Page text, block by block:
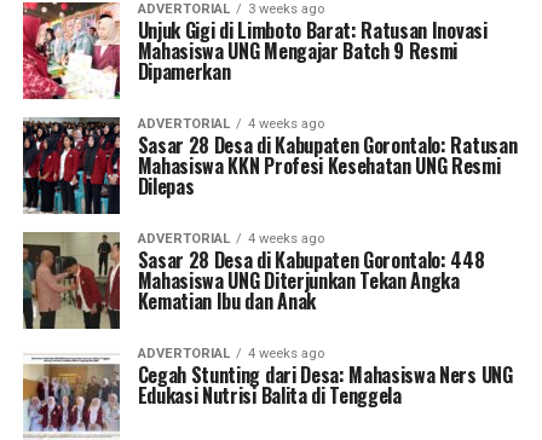
ADVERTORIAL 3 weeks ago
Unjuk Gigi di Limboto Barat: Ratusan Inovasi
Mahasiswa UNG Mengajar Batch 9 Resmi
Dipamerkan
ADVERTORIAL 4 weeks ago
Sasar 28 Desa di Kabupaten Gorontalo: Ratusan
Mahasiswa KKN Profesi Kesehatan UNG Resmi
Dilepas
ADVERTORIAL 4 weeks ago
Sasar 28 Desa di Kabupaten Gorontalo: 448
Mahasiswa UNG Diterjunkan Tekan Angka
Kematian Ibu dan Anak
ADVERTORIAL 4 weeks ago
Cegah Stunting dari Desa: Mahasiswa Ners UNG
Edukasi Nutrisi Balita di Tenggela